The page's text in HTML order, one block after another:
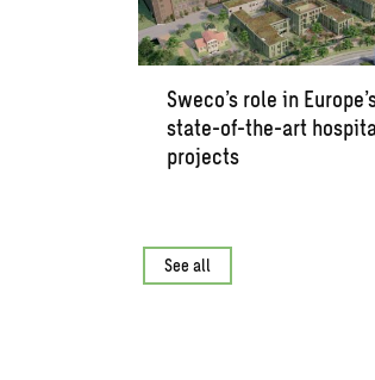
Sweco’s role in
state-of-the-art
projects
See all